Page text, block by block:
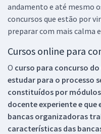
andamento e até mesmo
concursos que estão por
preparar com mais calma
Cursos online para
O curso para concurso
estudar para o processo
constituídos por
docente experiente e
bancas organizadoras
características das